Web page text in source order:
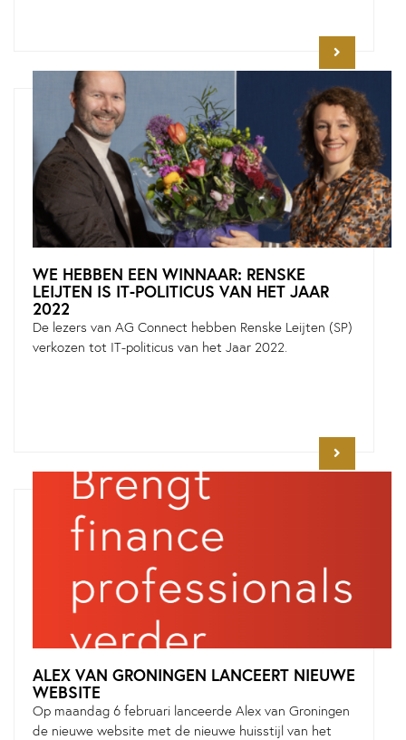
WE HEBBEN EEN WINNAAR: RENSKE
LEIJTEN IS IT-POLITICUS VAN HET JAAR
2022
De lezers van AG Connect hebben Renske Leijten (SP)
verkozen tot IT-politicus van het Jaar 2022.
ALEX VAN GRONINGEN LANCEERT NIEUWE
WEBSITE
Op maandag 6 februari lanceerde Alex van Groningen
de nieuwe website met de nieuwe huisstijl van het